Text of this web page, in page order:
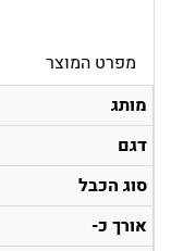
מפרט המוצר
מותג
דגם
סוג הכבל
אורך כ-